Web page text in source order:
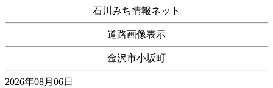
石川みち情報ネット
道路画像表示
金沢市小坂町
2026年08月06日